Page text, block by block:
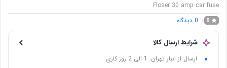
Floser 30 amp car fuse
0
0 دیدگاه
شرایط ارسال کالا
ارسال از انبار تهران: 1 الی 2 روز کاری